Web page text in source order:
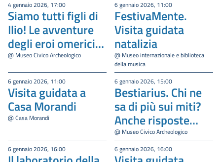
4 gennaio 2026, 17:00
Siamo tutti figli di
Ilio! Le avventure
degli eroi omerici
tra Grecia e Roma
@ Museo Civico Archeologico
6 gennaio 2026, 11:00
FestivaMente.
Visita guidata
natalizia
@ Museo internazionale e biblioteca
della musica
6 gennaio 2026, 11:00
Visita guidata a
Casa Morandi
@ Casa Morandi
6 gennaio 2026, 15:00
Bestiarius. Chi ne
sa di più sui miti?
Anche risposte
sbagliate!
@ Museo Civico Archeologico
6 gennaio 2026, 16:00 6 gennaio 2026, 16:00